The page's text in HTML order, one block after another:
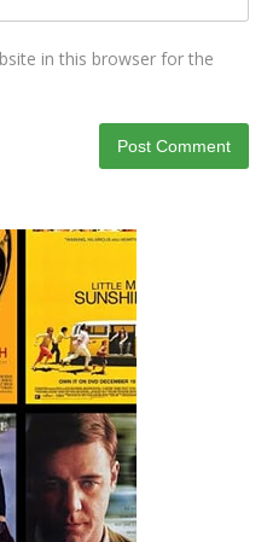
in this browser for the